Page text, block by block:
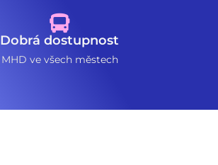
Dobrá dostupnost
MHD ve všech městech